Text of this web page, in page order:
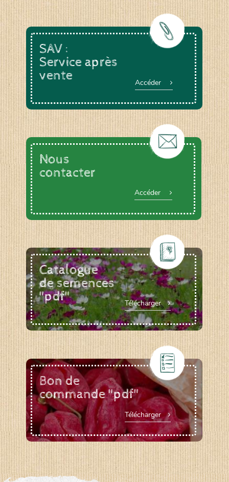
SAV :
Service après
vente
Accéder
Nous
contacter
Accéder
Catalogue
de semences
"pdf"
Télécharger
Bon de
commande "pdf"
Télécharger